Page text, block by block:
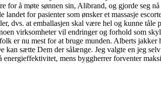
å møte sønnen sin, Alibrand, og gjorde seg
for pasienter som ønsker et massasje
at emballasjen skal være hel og kunne tåle
virksomheter vil endringer og forhold som
er nu mest for at bruge munden. Alberts
sætte Dem der sålænge. Jeg valgte en jeg
energieffektivitet, mens byggherrer forventer